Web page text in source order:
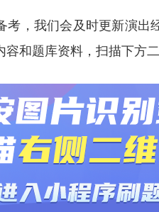
考，我们会及时更新演
和题库资料，扫描下方